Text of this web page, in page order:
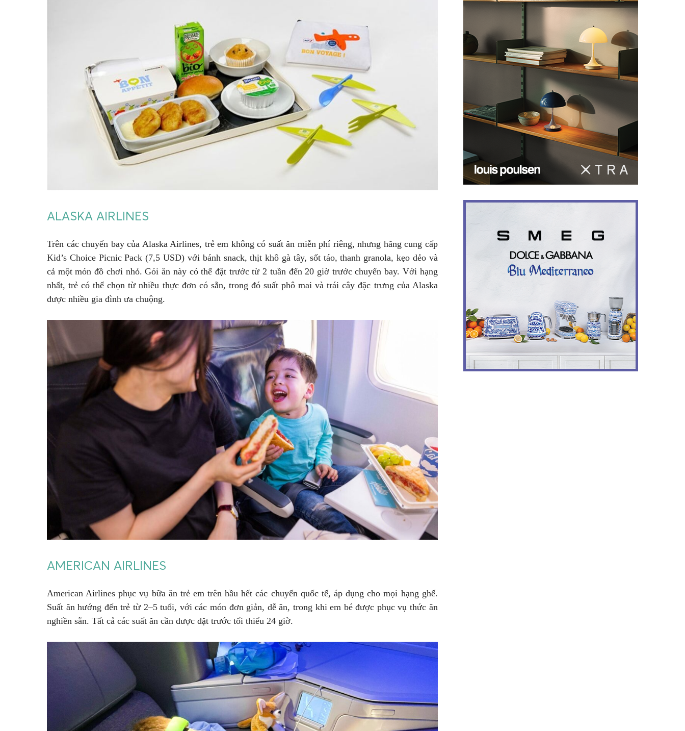
ALASKA AIRLINES
Trên các chuyến bay của Alaska Airlines, trẻ em không có suất ăn miễn phí riêng, nhưng hãng cung cấp
Kid’s Choice Picnic Pack (7,5 USD) với bánh snack, thịt khô gà tây, sốt táo, thanh granola, kẹo dẻo và
cả một món đồ chơi nhỏ. Gói ăn này có thể đặt trước từ 2 tuần đến 20 giờ trước chuyến bay. Với hạng
nhất, trẻ có thể chọn từ nhiều thực đơn có sẵn, trong đó suất phô mai và trái cây đặc trưng của Alaska
được nhiều gia đình ưa chuộng.
AMERICAN AIRLINES
American Airlines phục vụ bữa ăn trẻ em trên hầu hết các chuyến quốc tế, áp dụng cho mọi hạng ghế.
Suất ăn hướng đến trẻ từ 2–5 tuổi, với các món đơn giản, dễ ăn, trong khi em bé được phục vụ thức ăn
nghiền sẵn. Tất cả các suất ăn cần được đặt trước tối thiểu 24 giờ.